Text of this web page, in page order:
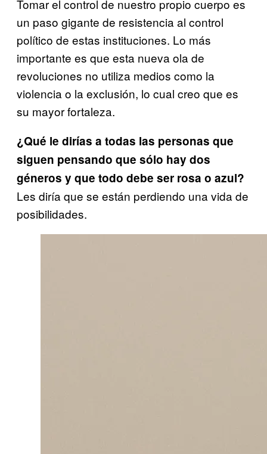
Tomar el control de nuestro propio cuerpo es
un paso gigante de resistencia al control
político de estas instituciones. Lo más
importante es que esta nueva ola de
revoluciones no utiliza medios como la
violencia o la exclusión, lo cual creo que es
su mayor fortaleza.
¿Qué le dirías a todas las personas que
siguen pensando que sólo hay dos
géneros y que todo debe ser rosa o azul?
Les diría que se están perdiendo una vida de
posibilidades.